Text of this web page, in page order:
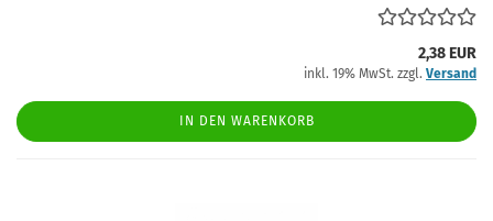
2,38 EUR
inkl. 19% MwSt. zzgl. Versand
IN DEN WARENKORB